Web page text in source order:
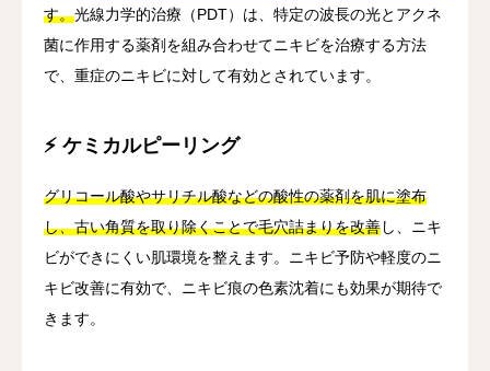
す。光線力学的治療（PDT）は、特定の波長の光とアクネ
菌に作用する薬剤を組み合わせてニキビを治療する方法
で、重症のニキビに対して有効とされています。
⚡ ケミカルピーリング
グリコール酸やサリチル酸などの酸性の薬剤を肌に塗布
し、古い角質を取り除くことで毛穴詰まりを改善し、ニキ
ビができにくい肌環境を整えます。ニキビ予防や軽度のニ
キビ改善に有効で、ニキビ痕の色素沈着にも効果が期待で
きます。